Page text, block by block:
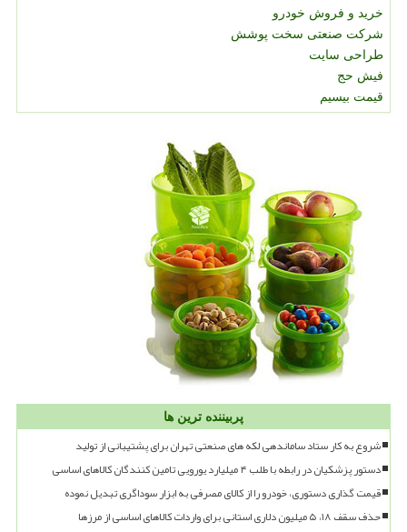
خرید و فروش خودرو
شرکت صنعتی سخت پوشش
طراحی سایت
فیش حج
قیمت بیسیم
پربیننده ترین ها
شروع به کار ستاد ساماندهی لکه های صنعتی تهران برای پشتیبانی از تولید
دستور پزشکیان در رابطه با طلب ۴ میلیارد یورویی تامین کنندگان کالاهای اساسی
قیمت گذاری دستوری، خودرو را از کالای مصرفی به ابزار سوداگری تبدیل نموده
حذف سقف ۱۸، ۵ میلیون دلاری استانی برای واردات کالاهای اساسی از مرزها